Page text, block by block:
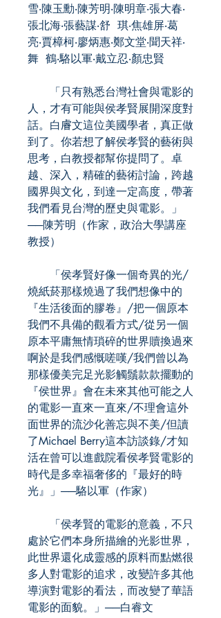
雪‧陳玉勳‧陳芳明‧陳明章‧張大春‧
張北海‧張藝謀‧舒 琪‧焦雄屏‧葛
亮‧賈樟柯‧廖炳惠‧鄭文堂‧聞天祥‧
舞 鶴‧駱以軍‧戴立忍‧顏忠賢
「只有熟悉台灣社會與電影的
人，才有可能與侯孝賢展開深度對
話。白𥈠文這位美國學者，真正做
到了。你若想了解侯孝賢的藝術與
思考，白教授都幫你提問了。卓
越、深入，精確的藝術討論，跨越
國界與文化，到達一定高度，帶著
我們看見台灣的歷史與電影。」
──陳芳明（作家，政治大學講座
教授）
「侯孝賢好像一個奇異的光/
燒紙菸那樣燒過了我們想像中的
『生活後面的膠卷』/把一個原本
我們不具備的觀看方式/從另一個
原本平庸無情瑣碎的世界贖換過來
啊於是我們感慨嗟嘆/我們曾以為
那樣優美完足光影觸鬚款款擺動的
『侯世界』會在未來其他可能之人
的電影一直來一直來/不理會這外
面世界的流沙化善忘與不美/但讀
了Michael Berry這本訪談錄/才知
活在曾可以進戲院看侯孝賢電影的
時代是多幸福奢侈的『最好的時
光』」──駱以軍（作家）
「侯孝賢的電影的意義，不只
處於它們本身所描繪的光影世界，
此世界還化成靈感的原料而點燃很
多人對電影的追求，改變許多其他
導演對電影的看法，而改變了華語
電影的面貌。」──白睿文